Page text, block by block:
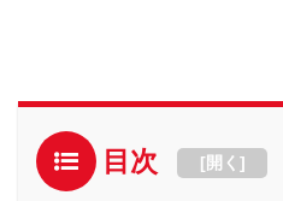
目次 [開く ]